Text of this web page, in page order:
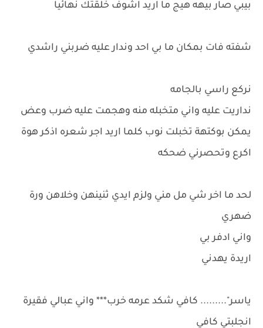
بيبي صار بيهه هيج ما اريد اشوف خلقتك نهائيا
شفته فات بمكان ما بي احد وندار عليه ضربني راشدي
نركع راسي بالجامه
نداريت عليه واني متخبله منه وهجمت عليه ضرب وعض
يمكن بوكتهة تخبلت نوب كلما اريد اجر شعره اذكر هوة
اكرع وتحصرني ضحكه
لحد ما اخر شي مل مني ولزم ايدي ثنينهن وخلاهن ورة
ضهري
واني ادفر بي
اريدة يهدني
ياسر"......... كافي شكد عرمه خرب*** واني عبالي فقيرة
انجلبتي كافي